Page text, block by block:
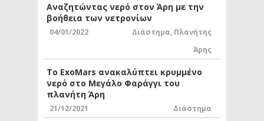
Αναζητώντας νερό στον Άρη με την
βοήθεια των νετρονίων
04/01/2022 Διάστημα, Πλανήτης
Άρης
Το ExoMars ανακαλύπτει κρυμμένο
νερό στο Μεγάλο Φαράγγι του
πλανήτη Άρη
21/12/2021 Διάστημα